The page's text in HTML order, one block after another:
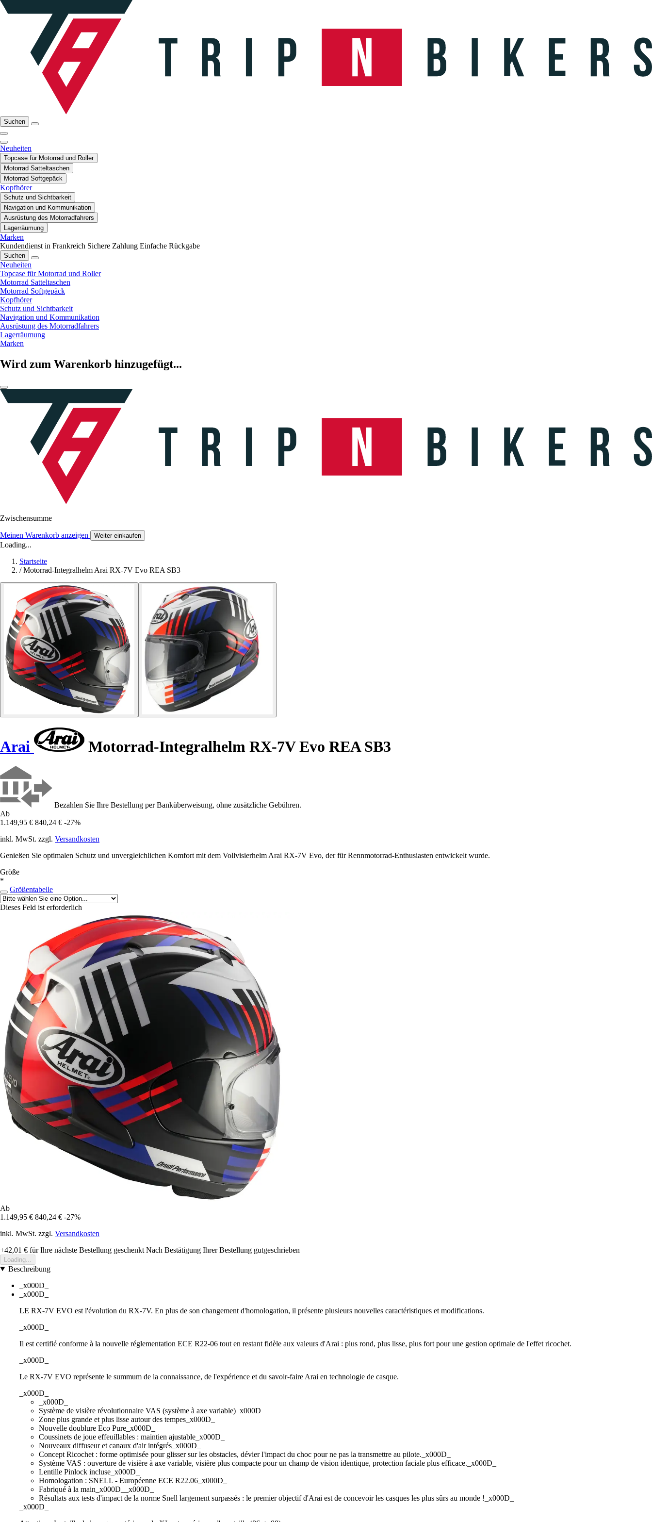
Suchen
Neuheiten
Topcase für Motorrad und Roller
Motorrad Satteltaschen
Motorrad Softgepäck
Kopfhörer
Schutz und Sichtbarkeit
Navigation und Kommunikation
Ausrüstung des Motorradfahrers
Lagerräumung
Marken
Kundendienst in Frankreich Sichere Zahlung Einfache Rückgabe
Suchen
Neuheiten
Topcase für Motorrad und Roller
Motorrad Satteltaschen
Motorrad Softgepäck
Kopfhörer
Schutz und Sichtbarkeit
Navigation und Kommunikation
Ausrüstung des Motorradfahrers
Lagerräumung
Marken
Wird zum Warenkorb hinzugefügt...
Zwischensumme
Meinen Warenkorb anzeigen Weiter einkaufen
Loading...
Startseite
/ Motorrad-Integralhelm Arai RX-7V Evo REA SB3
Arai Motorrad-Integralhelm RX-7V Evo REA SB3
Bezahlen Sie Ihre Bestellung per Banküberweisung, ohne zusätzliche Gebühren.
Ab
1.149,95 € 840,24 € -27%
inkl. MwSt. zzgl. Versandkosten
Genießen Sie optimalen Schutz und unvergleichlichen Komfort mit dem Vollvisierhelm Arai RX-7V Evo, der für Rennmotorrad-Enthusiasten entwickelt wurde.
Größe
*
Größentabelle
Dieses Feld ist erforderlich
Ab
1.149,95 € 840,24 € -27%
inkl. MwSt. zzgl. Versandkosten
+42,01 € für Ihre nächste Bestellung geschenkt Nach Bestätigung Ihrer Bestellung gutgeschrieben
Loading...
Beschreibung
_x000D_
_x000D_
LE RX-7V EVO est l'évolution du RX-7V. En plus de son changement d'homologation, il présente plusieurs nouvelles caractéristiques et modifications.
_x000D_
Il est certifié conforme à la nouvelle réglementation ECE R22-06 tout en restant fidèle aux valeurs d'Arai : plus rond, plus lisse, plus fort pour une gestion optimale de l'effet ricochet.
_x000D_
Le RX-7V EVO représente le summum de la connaissance, de l'expérience et du savoir-faire Arai en technologie de casque.
_x000D_
_x000D_
Système de visière révolutionnaire VAS (système à axe variable)_x000D_
Zone plus grande et plus lisse autour des tempes_x000D_
Nouvelle doublure Eco Pure_x000D_
Coussinets de joue effeuillables : maintien ajustable_x000D_
Nouveaux diffuseur et canaux d'air intégrés_x000D_
Concept Ricochet : forme optimisée pour glisser sur les obstacles, dévier l'impact du choc pour ne pas la transmettre au pilote._x000D_
Système VAS : ouverture de visière à axe variable, visière plus compacte pour un champ de vision identique, protection faciale plus efficace._x000D_
Lentille Pinlock incluse_x000D_
Homologation : SNELL - Européenne ECE R22.06_x000D_
Fabriqué à la main_x000D__x000D_
Résultats aux tests d'impact de la norme Snell largement surpassés : le premier objectif d'Arai est de concevoir les casques les plus sûrs au monde !_x000D_
_x000D_